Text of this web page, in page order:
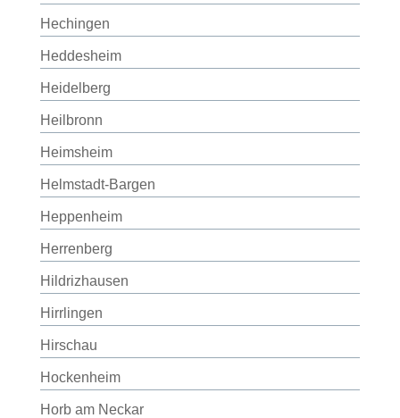
Hechingen
Heddesheim
Heidelberg
Heilbronn
Heimsheim
Helmstadt-Bargen
Heppenheim
Herrenberg
Hildrizhausen
Hirrlingen
Hirschau
Hockenheim
Horb am Neckar